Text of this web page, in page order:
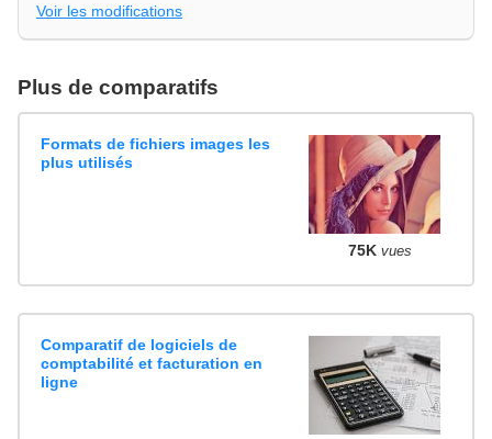
Voir les modifications
Plus de comparatifs
Formats de fichiers images les
plus utilisés
75K vues
Comparatif de logiciels de
comptabilité et facturation en
ligne